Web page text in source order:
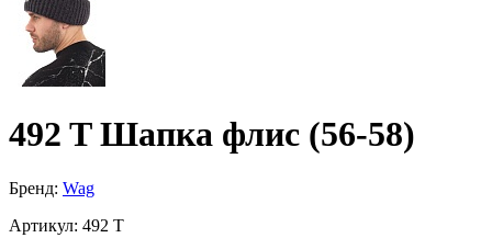
492 T Шапка флис (56-58)
Бренд: Wag
Артикул: 492 T